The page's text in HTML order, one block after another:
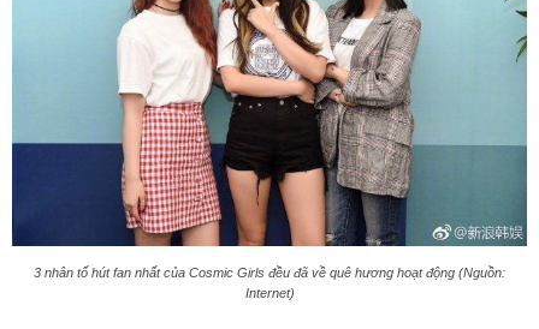
3 nhân tố hút fan nhất của Cosmic Girls đều đã về quê hương hoạt động (Nguồn:
Internet)